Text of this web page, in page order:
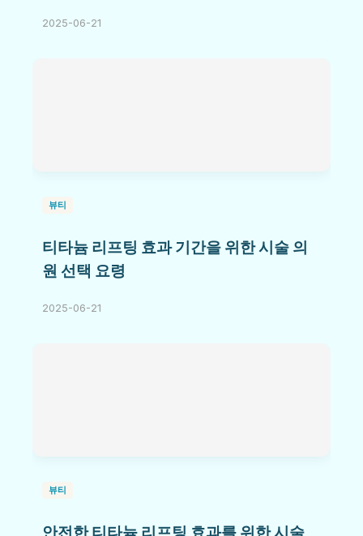
2025-06-21
뷰티
티타늄 리프팅 효과 기간을 위한 시술 의
원 선택 요령
2025-06-21
뷰티